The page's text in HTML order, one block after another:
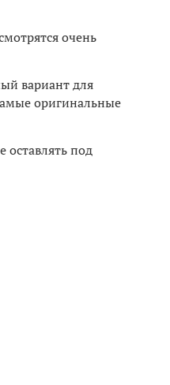
очень
вариант для
оригинальные
оставлять под